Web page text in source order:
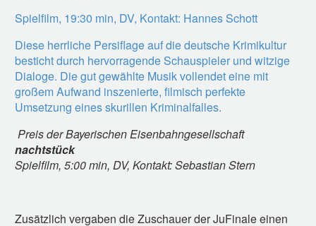
Spielfilm, 19:30 min, DV, Kontakt: Hannes Schott
Diese herrliche Persiflage auf die deutsche Krimikultur
besticht durch hervorragende Schauspieler und witzige
Dialoge. Die gut gewählte Musik vollendet eine mit
großem Aufwand inszenierte, filmisch perfekte
Umsetzung eines skurillen Kriminalfalles.
Preis der Bayerischen Eisenbahngesellschaft
nachtstück
Spielfilm, 5:00 min, DV, Kontakt: Sebastian Stern
Zusätzlich vergaben die Zuschauer der JuFinale einen